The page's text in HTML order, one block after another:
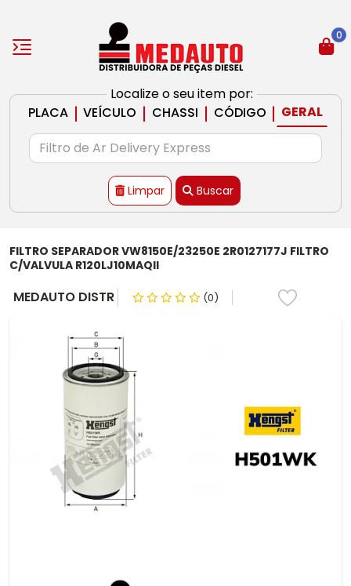
Localize o seu item por:
PLACA | VEÍCULO | CHASSI | CÓDIGO | GERAL
Limpar Buscar
0
FILTRO SEPARADOR VW8150E/23250E 2R0127177J FILTRO
C/VALVULA R120LJ10MAQII
MEDAUTO DISTR (0)